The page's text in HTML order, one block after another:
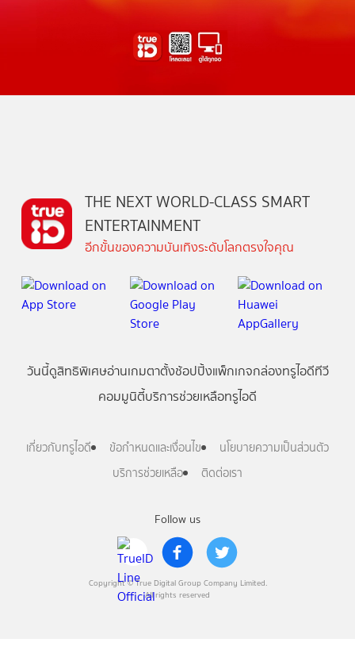
Follow us
Copyright © True Digital Group Company Limited.
All rights reserved
THE NEXT WORLD-CLASS SMART
ENTERTAINMENT
อีกขั้นของความบันเทิงระดับโลกตรงใจคุณ
วันนี้ดูสิทธิพิเศษอ่านเกมตาตั้งช้อปปิ้งแพ็กเกจกล่องทรูไอดีทีวี
คอมมูนิตี้บริการช่วยเหลือทรูไอดี
เกี่ยวกับทรูไอดี ข้อกำหนดและเงื่อนไข
นโยบายความเป็นส่วนตัว
บริการช่วยเหลือ
ติดต่อเรา